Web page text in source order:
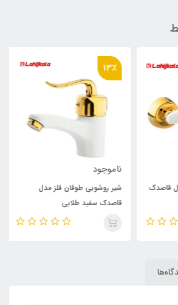
قاصدک
13٪
ناموجود
شیر روشویی طوفان فلز مدل
قاصدک سفید طلایی